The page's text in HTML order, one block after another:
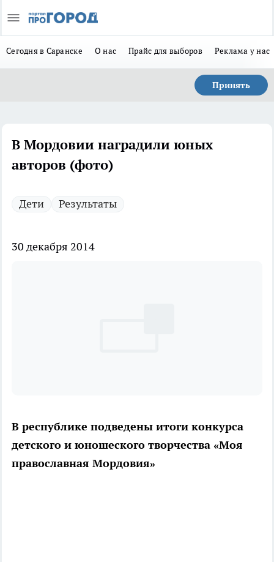
Сегодня в Саранске О нас Прайс для выборов Реклама у нас
Принять
В Мордовии наградили юных
авторов (фото)
Дети Результаты
30 декабря 2014
В республике подведены итоги конкурса
детского и юношеского творчества «Моя
православная Мордовия»